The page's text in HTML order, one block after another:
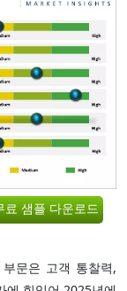
샘플 다운로드
문은 고객 통찰력,